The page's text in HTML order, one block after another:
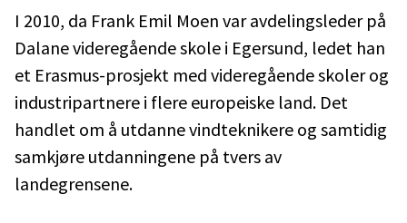
I 2010, da Frank Emil Moen var avdelingsleder på
Dalane videregående skole i Egersund, ledet han
et Erasmus-prosjekt med videregående skoler og
industripartnere i flere europeiske land. Det
handlet om å utdanne vindteknikere og samtidig
samkjøre utdanningene på tvers av
landegrensene.